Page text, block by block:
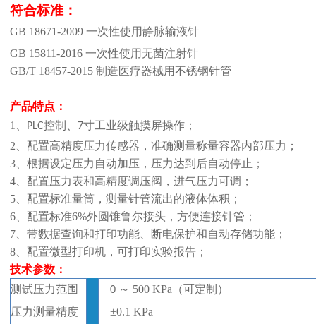
符合标准：
GB 18671-2009 一次性使用静脉输液针
GB 15811-2016 一次性使用无菌注射针
GB/T 18457-2015 制造医疗器械用不锈钢针管
产品特点：
1、
PLC控制、 7寸工业级触摸屏操作；
2、 配置高精度压力传感器，准确测量称量容器内部压力 ；
3、根据设定压力自动加压，压力达到后自动停止；
4、配置压力表和高精度调压阀，进气压力可调；
5、配置标准量筒，测量针管流出的液体体积；
6、配置标准6%外圆锥鲁尔接头，方便连接针管；
7、 带数据查询和打印功能、断电保护和自动存储功能；
8、配置微型打印机，可打印实验报告；
技术参数：
测试压力范围
0 ～ 500 KPa（可定制）
压力测量精度
±0.1 KPa